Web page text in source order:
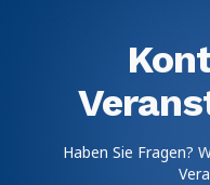
Haben Sie Fragen?